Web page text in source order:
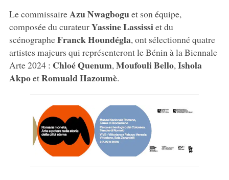
Le commissaireAzu Nwagboguet son équipe,
composée du curateurYassine Lassissiet du
scénographeFranck Houndégla, ont sélectionné quatre
artistes majeurs qui représenteront le Bénin à la Biennale
Arte 2024 : Chloé Quenum, Moufouli Bello,Ishola
AkpoetRomuald Hazoumè.